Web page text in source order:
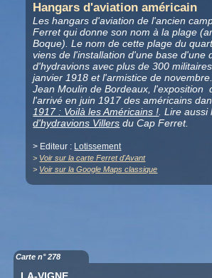
Hangars d'aviation américain
Les hangars d'aviation de l'ancien
Ferret qui donne son nom à la plage
Boque). Le nom de cette plage du
viens de l'installation d'une base d'une
d'hydravions avec plus de 300
janvier 1918 et l'armistice de
Jean Moulin de Bordeaux, l'exposition
l'arrivé en juin 1917 des américains
1917 : Voilà les Américains !. Lire
d'hydravions Villers du Cap Ferret.
> Editeur : Lotissement
> Voir sur la carte Ferret d'Avant
> Voir sur la Google Maps classique
Carte n° 278